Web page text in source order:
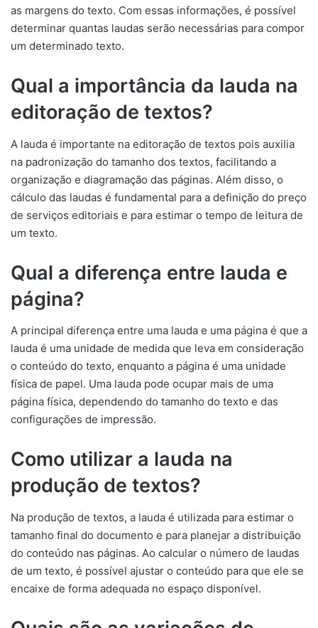
as margens do texto. Com essas informações, é possível
determinar quantas laudas serão necessárias para compor
um determinado texto.
Qual a importância da lauda na
editoração de textos?
A lauda é importante na editoração de textos pois auxilia
na padronização do tamanho dos textos, facilitando a
organização e diagramação das páginas. Além disso, o
cálculo das laudas é fundamental para a definição do preço
de serviços editoriais e para estimar o tempo de leitura de
um texto.
Qual a diferença entre lauda e
página?
A principal diferença entre uma lauda e uma página é que a
lauda é uma unidade de medida que leva em consideração
o conteúdo do texto, enquanto a página é uma unidade
física de papel. Uma lauda pode ocupar mais de uma
página física, dependendo do tamanho do texto e das
configurações de impressão.
Como utilizar a lauda na
produção de textos?
Na produção de textos, a lauda é utilizada para estimar o
tamanho final do documento e para planejar a distribuição
do conteúdo nas páginas. Ao calcular o número de laudas
de um texto, é possível ajustar o conteúdo para que ele se
encaixe de forma adequada no espaço disponível.